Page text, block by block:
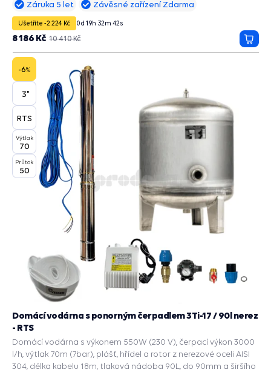
Záruka 5 let Závěsné zařízení Zdarma
Ušetříte -2 224 Kč 0d 19h 32m 41s
10 410 Kč
8 186 Kč
do
-6%
3"
RTS
Výtlak
70
Průtok
50
Domácí vodárna s ponorným čerpadlem 3Ti-17 / 90l nerez
- RTS
Domácí vodárna s výkonem 550W (230 V), čerpací výkon 3000
l/h, výtlak 70m (7bar), plášť, hřídel a rotor z nerezové oceli AISI
304, délka kabelu 18m, tlaková nádoba 90L, do 90mm a širšího